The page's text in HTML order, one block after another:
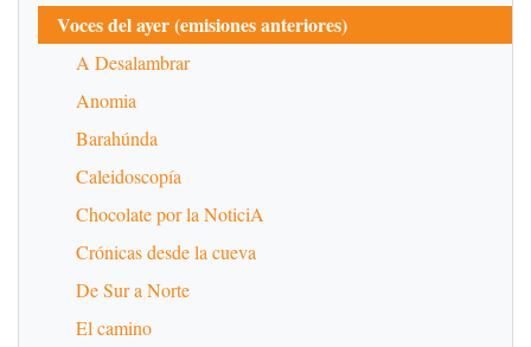
Voces del ayer (emisiones anteriores)
A Desalambrar
Anomia
Barahúnda
Caleidoscopía
Chocolate por la NoticiA
Crónicas desde la cueva
De Sur a Norte
El camino